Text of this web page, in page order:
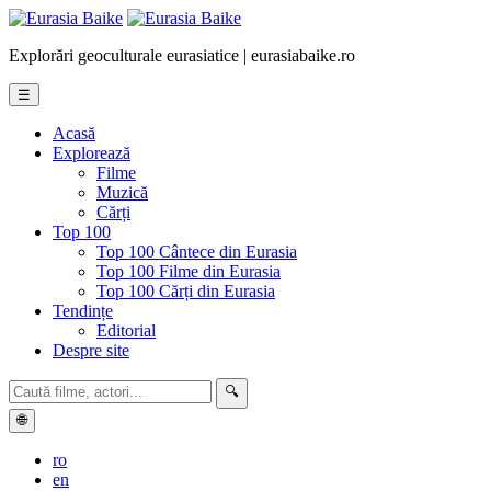
Explorări geoculturale eurasiatice | eurasiabaike.ro
☰
Acasă
Explorează
Filme
Muzică
Cărți
Top 100
Top 100 Cântece din Eurasia
Top 100 Filme din Eurasia
Top 100 Cărți din Eurasia
Tendințe
Editorial
Despre site
🔍
🌐
ro
en